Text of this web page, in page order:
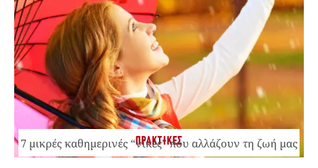
ΠΡΑΚΤΙΚΕΣ
7 μικρές καθημερινές “νίκες” που αλλάζουν τη ζωή μας